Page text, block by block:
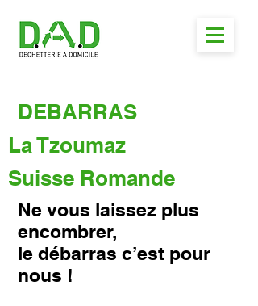
DEBARRAS
La Tzoumaz
Suisse Romande
Ne vous laissez plus
encombrer,
le débarras c’est pour
nous !